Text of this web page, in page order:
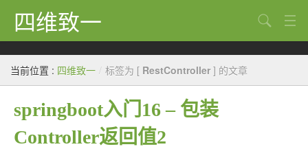
四维致一
Java
大数据
Python
Scala
搜索
当前位置 : 四维致一 / 标签为 [ RestController ] 的文章
springboot入门16 – 包装
Controller返回值2